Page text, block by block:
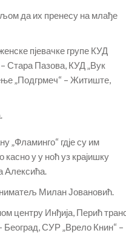
да их пренесу на млађе
пјевачке групе КУД
Стара Пазова, КУД „Вук
„Подгрмеч“ – Житиште,
„Фламинго“ гдје су им
у у ноћ уз крајишку
Алексића.
Милан Јовановић.
центру Инђија, Перић
Београд, СУР „Врело Книн“ –